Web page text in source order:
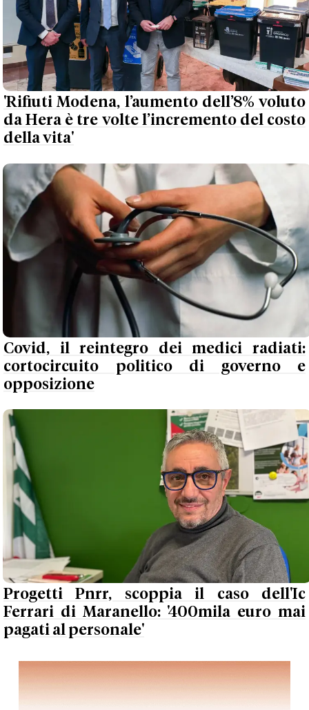
'Rifiuti Modena, l’aumento dell’8% voluto
da Hera è tre volte l’incremento del costo
della vita'
Covid, il reintegro dei medici radiati:
cortocircuito politico di governo e
opposizione
Progetti Pnrr, scoppia il caso dell'Ic
Ferrari di Maranello: '400mila euro mai
pagati al personale'